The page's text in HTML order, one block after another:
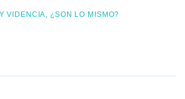
VIDENCIA, ¿SON LO MISMO?